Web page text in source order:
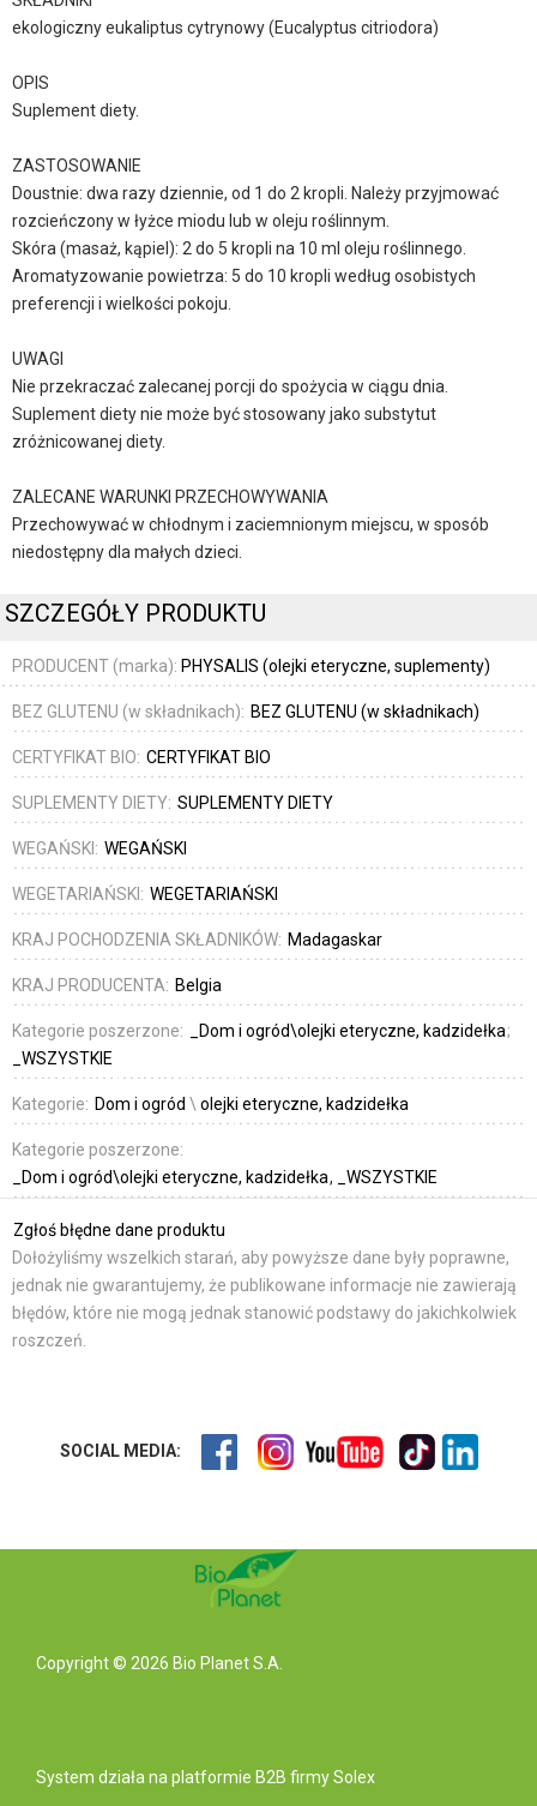
ekologiczny eukaliptus cytrynowy (Eucalyptus citriodora)
OPIS
Suplement diety.
ZASTOSOWANIE
Doustnie: dwa razy dziennie, od 1 do 2 kropli. Należy przyjmować
rozcieńczony w łyżce miodu lub w oleju roślinnym.
Skóra (masaż, kąpiel): 2 do 5 kropli na 10 ml oleju roślinnego.
Aromatyzowanie powietrza: 5 do 10 kropli według osobistych
preferencji i wielkości pokoju.
UWAGI
Nie przekraczać zalecanej porcji do spożycia w ciągu dnia.
Suplement diety nie może być stosowany jako substytut
zróżnicowanej diety.
ZALECANE WARUNKI PRZECHOWYWANIA
Przechowywać w chłodnym i zaciemnionym miejscu, w sposób
niedostępny dla małych dzieci.
SZCZEGÓŁY PRODUKTU
PRODUCENT (marka): PHYSALIS (olejki eteryczne, suplementy)
BEZ GLUTENU (w składnikach): BEZ GLUTENU (w składnikach)
CERTYFIKAT BIO: CERTYFIKAT BIO
SUPLEMENTY DIETY: SUPLEMENTY DIETY
WEGAŃSKI: WEGAŃSKI
WEGETARIAŃSKI: WEGETARIAŃSKI
KRAJ POCHODZENIA SKŁADNIKÓW: Madagaskar
KRAJ PRODUCENTA: Belgia
Kategorie poszerzone:
_Dom i ogród\olejki eteryczne, kadzidełka
_WSZYSTKIE
Kategorie: Dom i ogród \ olejki eteryczne, kadzidełka
Kategorie poszerzone:
_Dom i ogród\olejki eteryczne, kadzidełka
_WSZYSTKIE
Zgłoś błędne dane produktu
Dołożyliśmy wszelkich starań, aby powyższe dane były poprawne,
jednak nie gwarantujemy, że publikowane informacje nie zawierają
błędów, które nie mogą jednak stanowić podstawy do jakichkolwiek
roszczeń.
SOCIAL MEDIA:
Copyright © 2026 Bio Planet S.A.
System działa na platformie B2B firmy Solex